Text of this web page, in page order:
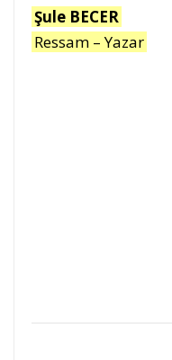
Şule BECER
Ressam – Yazar